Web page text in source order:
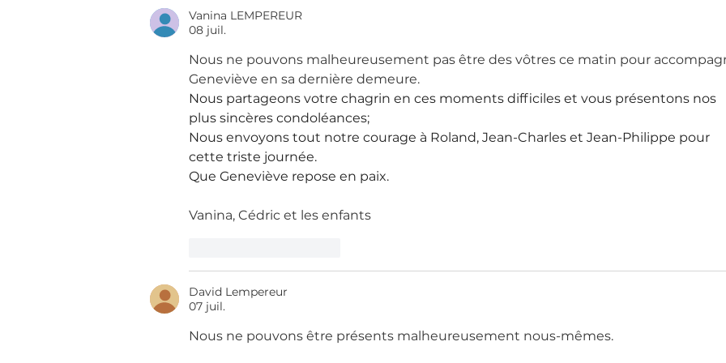
Vanina LEMPEREUR
08 juil.
Nous ne pouvons malheureusement pas être des vôtres ce matin pour
Geneviève en sa dernière demeure.
Nous partageons votre chagrin en ces moments difficiles et vous présentons nos
plus sincères condoléances;
Nous envoyons tout notre courage à Roland, Jean-Charles et Jean-Philippe pour
cette triste journée.
Que Geneviève repose en paix.
Vanina, Cédric et les enfants
David Lempereur
07 juil.
Nous ne pouvons être présents malheureusement nous-mêmes.